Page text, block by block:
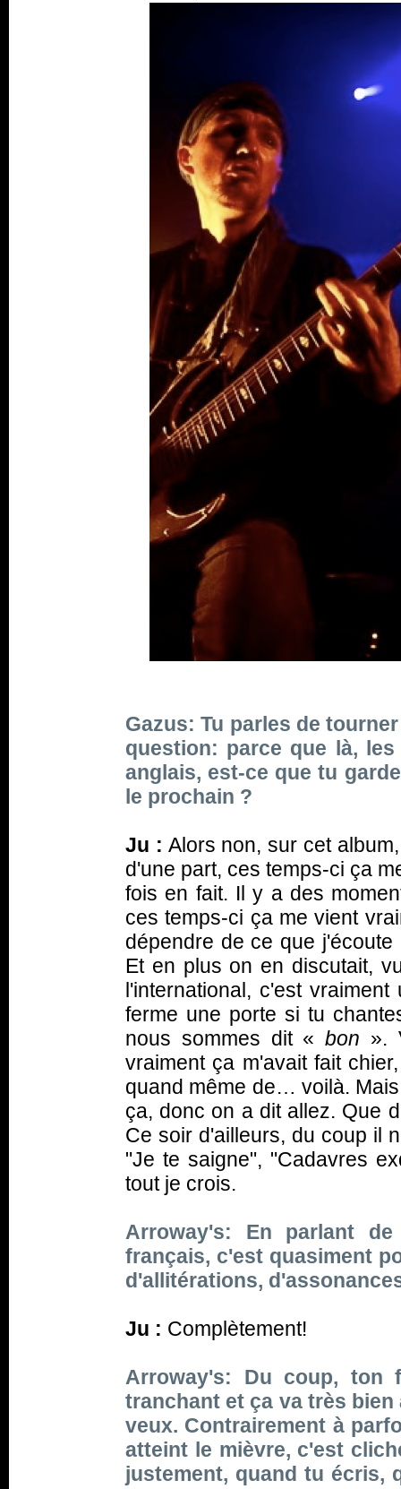
Gazus: Tu parles de
question: parce que là,
anglais, est-ce que tu
le prochain ?
Ju : Alors non, sur cet
d'une part, ces temps-ci ça
fois en fait. Il y a des
ces temps-ci ça me vient
dépendre de ce que
Et en plus on en discutait,
l'international, c'est
ferme une porte si tu
nous sommes dit « bon ».
vraiment ça m'avait fait
quand même de… voilà.
ça, donc on a dit allez. Que
Ce soir d'ailleurs, du coup il
"Je te saigne", "Cadavres
tout je crois.
Arroway's: En parlant
français, c'est quasiment
d'allitérations,
Ju : Complètement!
Arroway's: Du coup, ton
tranchant et ça va très
veux. Contrairement à
atteint le mièvre, c'est
justement, quand tu écris,